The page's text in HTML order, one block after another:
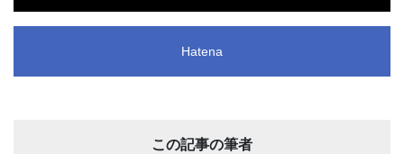
Hatena
この記事の筆者